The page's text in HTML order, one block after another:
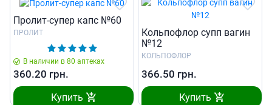
Пролит-супер капс №60
ПРОЛИТ
В наличии в 80 аптеках
360.20 грн.
Купить
Кольпофлор супп вагин
№12
КОЛЬПОФЛОР
366.50 грн.
Купить